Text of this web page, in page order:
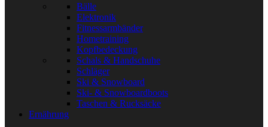
Bälle
Elektronik
Fitnessarmbänder
Hometraining
Kopfbedeckung
Schals & Handschuhe
Schläger
Ski & Snowboard
Ski- & Snowboardboots
Taschen & Rucksäcke
Ernährung